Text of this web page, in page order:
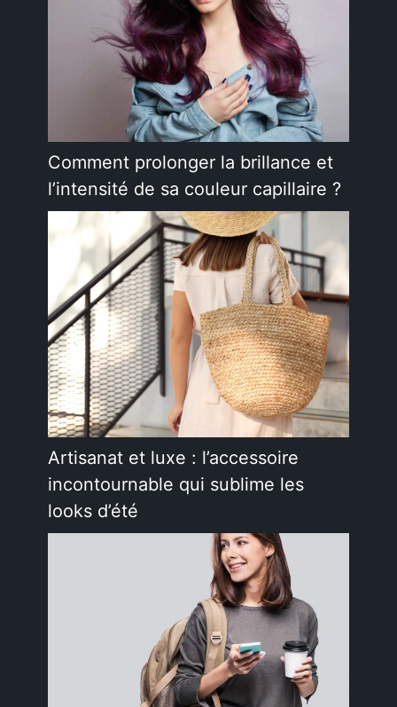
Comment prolonger la brillance et
l’intensité de sa couleur capillaire ?
Artisanat et luxe : l’accessoire
incontournable qui sublime les
looks d’été